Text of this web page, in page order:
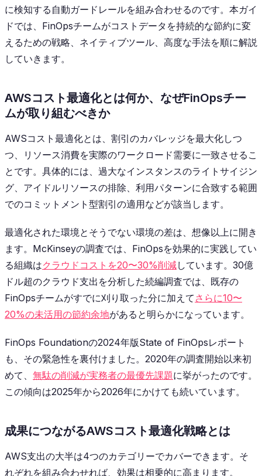
に検知する自動ガードレールを組み合わせるのです。本ガイ
ドでは、FinOpsチームがコストデータを持続的な節約に変
えるための戦略、ネイティブツール、高度な手法を順に解説
していきます。
AWSコスト最適化とは何か、なぜFinOpsチー
ムが取り組むべきか
AWSコスト最適化とは、割引のカバレッジを最大化しつ
つ、リソース消費を実際のワークロード需要に一致させるこ
とです。具体的には、過大なインスタンスのライトサイジン
グ、アイドルリソースの排除、利用パターンに合致する範囲
でのコミットメント型割引の適用などが該当します。
最適化された環境とそうでない環境の差は、想像以上に開き
ます。McKinseyの調査では、FinOpsを効果的に実践してい
る組織はクラウドコストを20〜30%削減しています。30億
ドル超のクラウド支出を分析した続編調査では、既存の
FinOpsチームがすでに刈り取った分に加えて さらに10〜
20%の未活用の節約余地があると明らかになっています。
FinOps Foundationの2024年版State of FinOpsレポート
も、その緊急性を裏付けました。2020年の調査開始以来初
めて、 無駄の削減が実務者の最優先課題に挙がったのです。
この傾向は2025年から2026年にかけても続いています。
成果につながるAWSコスト最適化戦略とは
AWS支出の大半は4つのカテゴリーでカバーできます。そ
れぞれを組み合わせれば、効果は相乗的に高まります。